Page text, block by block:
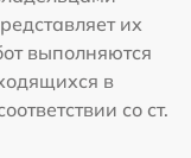
их
выполняются
в
со ст.